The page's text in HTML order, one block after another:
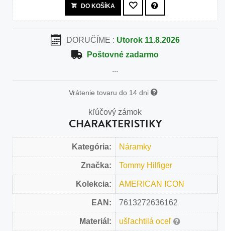
DO KOŠÍKA
DORUČÍME : Utorok 11.8.2026
Poštovné zadarmo
...
Vrátenie tovaru do 14 dni
kľúčový zámok
CHARAKTERISTIKY
Kategória: Náramky
Značka: Tommy Hilfiger
Kolekcia: AMERICAN ICON
EAN: 7613272636162
Materiál: ušľachtilá oceľ